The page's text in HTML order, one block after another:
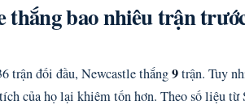
thắng bao nhiêu trận
trận đối đầu, Newcastle thắng9trận. Tuy
của họ lại khiêm tốn hơn. Theo số liệu